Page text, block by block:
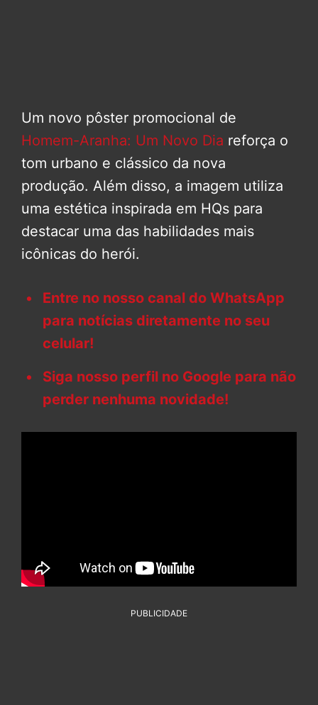
Um novo pôster promocional de
Homem-Aranha: Um Novo Dia reforça o
tom urbano e clássico da nova
produção. Além disso, a imagem utiliza
uma estética inspirada em HQs para
destacar uma das habilidades mais
icônicas do herói.
Entre no nosso canal do WhatsApp
para notícias diretamente no seu
celular!
Siga nosso perfil no Google para não
perder nenhuma novidade!
PUBLICIDADE